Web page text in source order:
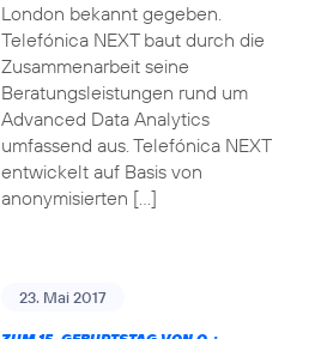
London bekannt gegeben.
Telefónica NEXT baut durch die
Zusammenarbeit seine
Beratungsleistungen rund um
Advanced Data Analytics
umfassend aus. Telefónica NEXT
entwickelt auf Basis von
anonymisierten […]
23. Mai 2017